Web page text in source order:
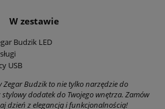
W zestawie
Budzik LED
USB
Zegar Budzik to nie tylko narzędzie do
dodatek do Twojego wnętrza. Zamów
dzień z elegancją i funkcjonalnością!